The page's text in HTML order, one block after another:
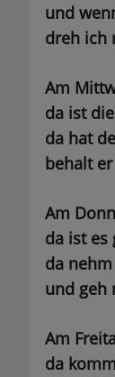
und
dreh ich
Am
da ist
da hat
behalt
Am
da ist es
da
und geh
Am
da